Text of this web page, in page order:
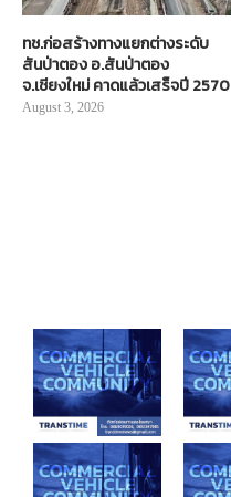
ทช.ก่อสร้างทางแยกต่างระดับ
สันป่าตอง อ.สันป่าตอง
จ.เชียงใหม่ คาดแล้วเสร็จปี 2570
August 3, 2026